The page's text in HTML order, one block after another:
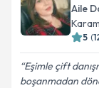
Aile
5 (
Eşimle çift
boşanmadan